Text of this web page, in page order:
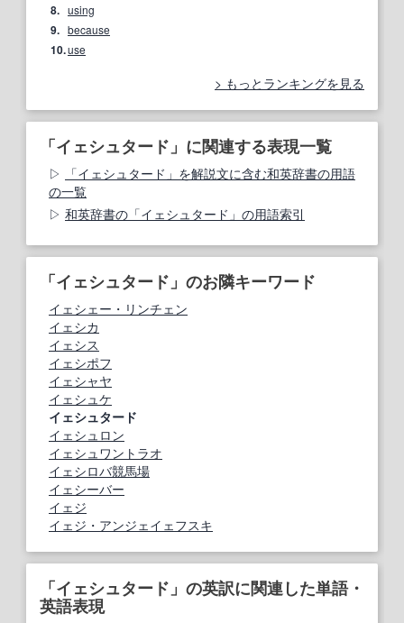
8. using
9. because
10.use
もっとランキングを見る
「イェシュタード」に関連する表現一覧
「イェシュタード」を解説文に含む和英辞書の用語
の一覧
和英辞書の「イェシュタード」の用語索引
「イェシュタード」のお隣キーワード
イェシェー・リンチェン
イェシカ
イェシス
イェシポフ
イェシャヤ
イェシュケ
イェシュタード
イェシュロン
イェシュワントラオ
イェシロバ競馬場
イェシーバー
イェジ
イェジ・アンジェイェフスキ
「イェシュタード」の英訳に関連した単語・
英語表現